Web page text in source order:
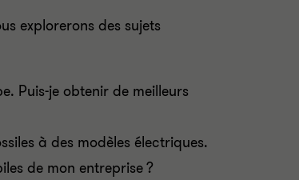
explorerons des sujets
Puis-je obtenir de meilleurs
à des modèles électriques.
de mon entreprise ?